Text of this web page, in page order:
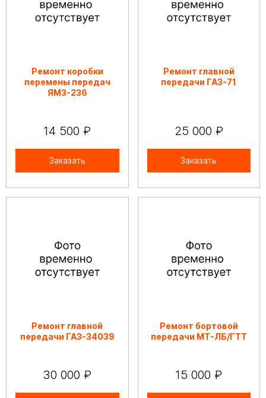
Ремонт коробки
перемены передач
ЯМЗ-236
14 500 ₽
Заказать
Ремонт главной
передачи ГАЗ-71
25 000 ₽
Заказать
Ремонт главной
передачи ГАЗ-34039
30 000 ₽
Ремонт бортовой
передачи МТ-ЛБ/ГТТ
15 000 ₽